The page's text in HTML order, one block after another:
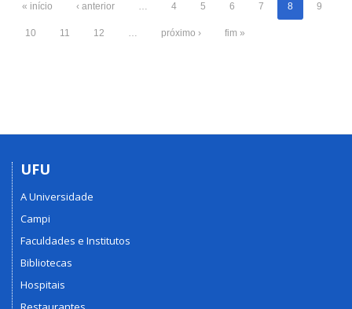
« início ‹ anterior … 4 5 6 7 8 9
10 11 12 … próximo › fim »
UFU
A Universidade
Campi
Faculdades e Institutos
Bibliotecas
Hospitais